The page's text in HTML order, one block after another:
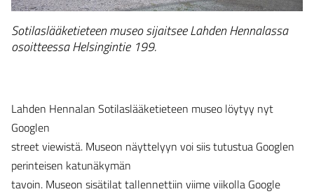
Sotilaslääketieteen museo sijaitsee Lahden Hennalassa
osoitteessa Helsingintie 199.
Lahden Hennalan Sotilaslääketieteen museo löytyy nyt
Googlen
street viewistä. Museon näyttelyyn voi siis tutustua Googlen
perinteisen katunäkymän
tavoin. Museon sisätilat tallennettiin viime viikolla Google